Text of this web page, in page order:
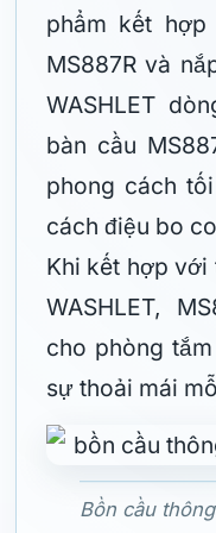
phẩm kết
MS887R và
WASHLET
bàn cầu
phong cách
cách điệu bo
Khi kết hợp với
WASHLET,
cho phòng
sự thoải mái
Bồn cầu